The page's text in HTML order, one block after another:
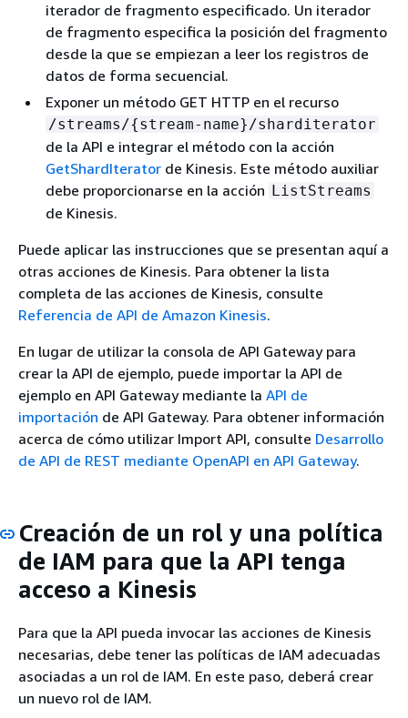
iterador de fragmento especificado. Un iterador
de fragmento especifica la posición del fragmento
desde la que se empiezan a leer los registros de
datos de forma secuencial.
Exponer un método GET HTTP en el recurso
/streams/{stream-name}/sharditerator
de la API e integrar el método con la acción
GetShardIterator de Kinesis. Este método auxiliar
debe proporcionarse en la acción ListStreams
de Kinesis.
Puede aplicar las instrucciones que se presentan aquí a
otras acciones de Kinesis. Para obtener la lista
completa de las acciones de Kinesis, consulte
Referencia de API de Amazon Kinesis.
En lugar de utilizar la consola de API Gateway para
crear la API de ejemplo, puede importar la API de
ejemplo en API Gateway mediante la API de
importación de API Gateway. Para obtener información
acerca de cómo utilizar Import API, consulte Desarrollo
de API de REST mediante OpenAPI en API Gateway.
Creación de un rol y una política
de IAM para que la API tenga
acceso a Kinesis
Para que la API pueda invocar las acciones de Kinesis
necesarias, debe tener las políticas de IAM adecuadas
asociadas a un rol de IAM. En este paso, deberá crear
un nuevo rol de IAM.